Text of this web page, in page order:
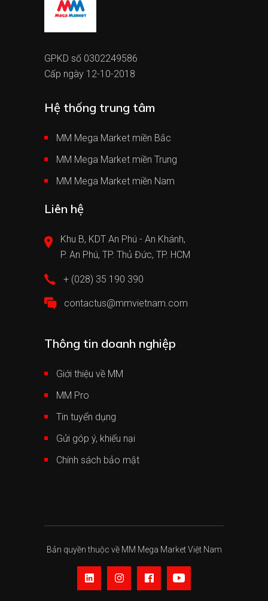
GPKD số 0302249586
Cấp ngày 12-10-2018
Hệ thống trung tâm
MM Mega Market miền Bắc
MM Mega Market miền Trung
MM Mega Market miền Nam
Liên hệ
Khu B, KDT An Phú - An Khánh,
P. An Phú, TP. Thủ Đức, TP. HCM
+ (028) 35 190 390
contactus@mmvietnam.com
Thông tin doanh nghiệp
Giới thiệu về MM
MM Pro
Tin tuyển dụng
Gửi góp ý, khiếu nại
Chính sách bảo mật
Bản quyền thuộc về MM Mega Market Việt Nam